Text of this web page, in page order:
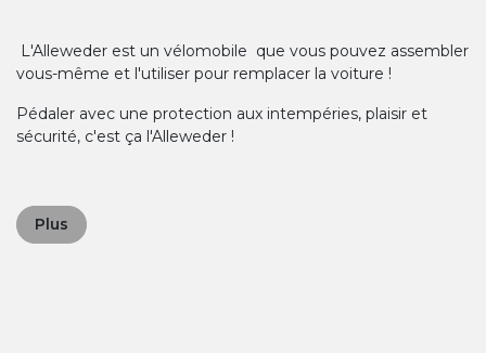
L'Alleweder est un vélomobile que vous pouvez assembler
vous-même et l'utiliser pour remplacer la voiture !
Pédaler avec une protection aux intempéries, plaisir et
sécurité, c'est ça l'Alleweder !
Plus